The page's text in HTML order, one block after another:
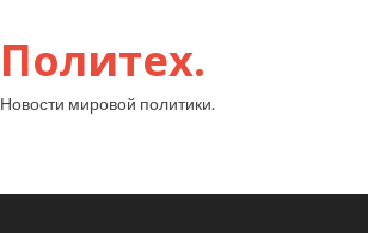
Политех.
Новости мировой политики.